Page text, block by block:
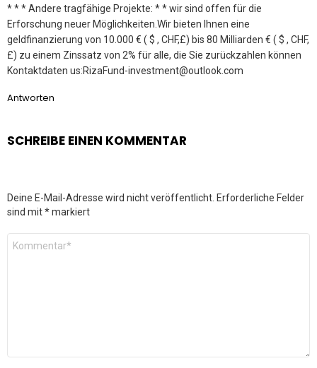
* * * Andere tragfähige Projekte: * * wir sind offen für die
Erforschung neuer Möglichkeiten.Wir bieten Ihnen eine
geldfinanzierung von 10.000 € ( $ , CHF,£) bis 80 Milliarden € ( $ , CHF,
£) zu einem Zinssatz von 2% für alle, die Sie zurückzahlen können
Kontaktdaten us:RizaFund-investment@outlook.com
Antworten
SCHREIBE EINEN KOMMENTAR
Deine E-Mail-Adresse wird nicht veröffentlicht. Erforderliche Felder
sind mit*markiert
Kommentar